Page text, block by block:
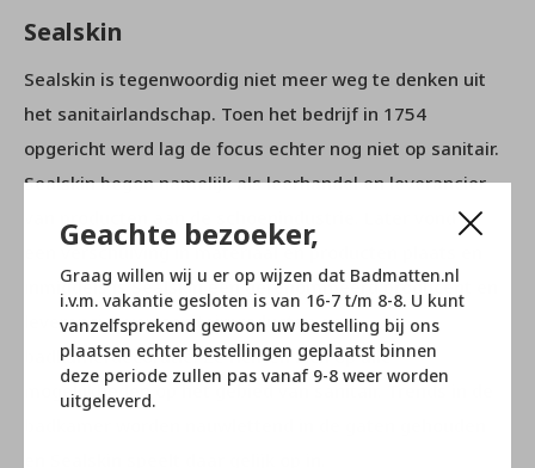
Geachte bezoeker,
Graag willen wij u er op wijzen dat Badmatten.nl
i.v.m. vakantie gesloten is van 16-7 t/m 8-8. U kunt
vanzelfsprekend gewoon uw bestelling bij ons
plaatsen echter bestellingen geplaatst binnen
deze periode zullen pas vanaf 9-8 weer worden
uitgeleverd.
Sealskin
Sealskin is tegenwoordig niet meer weg te denken uit
het sanitairlandschap. Toen het bedrijf in 1754
opgericht werd lag de focus echter nog niet op sanitair.
Sealskin begon namelijk als leerhandel en leverancier
van producten aan de schoenindustrie. Later vond er
een verschuiving in materiaal en producten plaats en
inmiddels is Sealskin een gerenommeerd producent en
leverancier van sanitairproducten en
badkamerdecoratie. Ze richten zich op alle
mogelijkheden op het gebied van sanitair. Trends in de